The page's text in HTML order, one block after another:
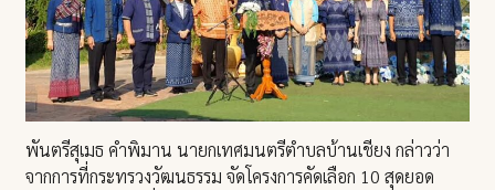
พันตรีสุเมธ คำพิมาน นายกเทศมนตรีตำบลบ้านเชียง กล่าวว่า
จากการที่กระทรวงวัฒนธรรม จัดโครงการคัดเลือก 10 สุดยอด